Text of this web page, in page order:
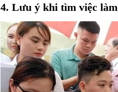
4. Lưu ý khi tìm việc